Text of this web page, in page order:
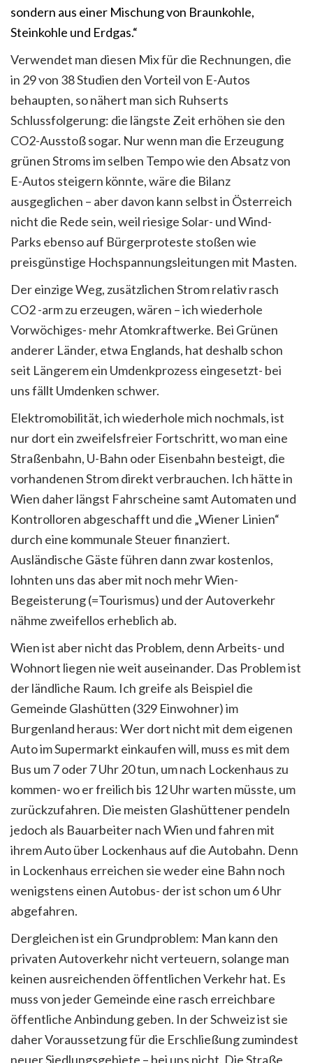
sondern aus einer Mischung von Braunkohle,
Steinkohle und Erdgas.“
Verwendet man diesen Mix für die Rechnungen, die
in 29 von 38 Studien den Vorteil von E-Autos
behaupten, so nähert man sich Ruhserts
Schlussfolgerung: die längste Zeit erhöhen sie den
CO2-Ausstoß sogar. Nur wenn man die Erzeugung
grünen Stroms im selben Tempo wie den Absatz von
E-Autos steigern könnte, wäre die Bilanz
ausgeglichen – aber davon kann selbst in Österreich
nicht die Rede sein, weil riesige Solar- und Wind-
Parks ebenso auf Bürgerproteste stoßen wie
preisgünstige Hochspannungsleitungen mit Masten.
Der einzige Weg, zusätzlichen Strom relativ rasch
CO2 -arm zu erzeugen, wären – ich wiederhole
Vorwöchiges- mehr Atomkraftwerke. Bei Grünen
anderer Länder, etwa Englands, hat deshalb schon
seit Längerem ein Umdenkprozess eingesetzt- bei
uns fällt Umdenken schwer.
Elektromobilität, ich wiederhole mich nochmals, ist
nur dort ein zweifelsfreier Fortschritt, wo man eine
Straßenbahn, U-Bahn oder Eisenbahn besteigt, die
vorhandenen Strom direkt verbrauchen. Ich hätte in
Wien daher längst Fahrscheine samt Automaten und
Kontrolloren abgeschafft und die „Wiener Linien“
durch eine kommunale Steuer finanziert.
Ausländische Gäste führen dann zwar kostenlos,
lohnten uns das aber mit noch mehr Wien-
Begeisterung (=Tourismus) und der Autoverkehr
nähme zweifellos erheblich ab.
Wien ist aber nicht das Problem, denn Arbeits- und
Wohnort liegen nie weit auseinander. Das Problem ist
der ländliche Raum. Ich greife als Beispiel die
Gemeinde Glashütten (329 Einwohner) im
Burgenland heraus: Wer dort nicht mit dem eigenen
Auto im Supermarkt einkaufen will, muss es mit dem
Bus um 7 oder 7 Uhr 20 tun, um nach Lockenhaus zu
kommen- wo er freilich bis 12 Uhr warten müsste, um
zurückzufahren. Die meisten Glashüttener pendeln
jedoch als Bauarbeiter nach Wien und fahren mit
ihrem Auto über Lockenhaus auf die Autobahn. Denn
in Lockenhaus erreichen sie weder eine Bahn noch
wenigstens einen Autobus- der ist schon um 6 Uhr
abgefahren.
Dergleichen ist ein Grundproblem: Man kann den
privaten Autoverkehr nicht verteuern, solange man
keinen ausreichenden öffentlichen Verkehr hat. Es
muss von jeder Gemeinde eine rasch erreichbare
öffentliche Anbindung geben. In der Schweiz ist sie
daher Voraussetzung für die Erschließung zumindest
neuer Siedlungsgebiete – bei uns nicht. Die Straße